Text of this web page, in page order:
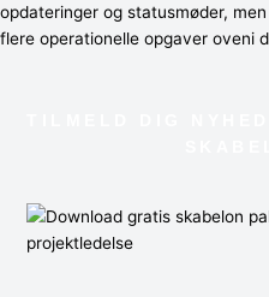
opdateringer og statusmøder,
flere operationelle opgaver oveni